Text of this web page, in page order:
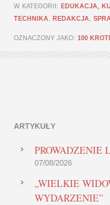
W KATEGORII: EDUKACJA,
TECHNIKA
REDAKCJA
OZNACZONY JAKO: 100
ARTYKUŁY
07/08/2026
„WIELKIE
WYDARZENIE”